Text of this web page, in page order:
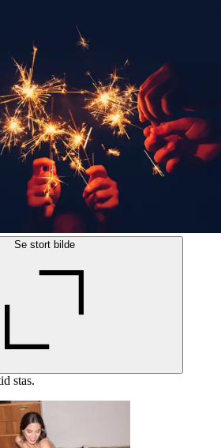
Se stort bilde
stas.